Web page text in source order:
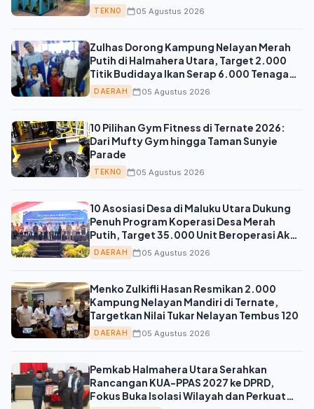
TEKNO 05 Agustus 2026
Zulhas Dorong Kampung Nelayan Merah
Putih di Halmahera Utara, Target 2.000
Titik Budidaya Ikan Serap 6.000 Tenaga
Kerja
DAERAH 05 Agustus 2026
10 Pilihan Gym Fitness di Ternate 2026:
Dari Mufty Gym hingga Taman Sunyie
Parade
TEKNO 05 Agustus 2026
10 Asosiasi Desa di Maluku Utara Dukung
Penuh Program Koperasi Desa Merah
Putih, Target 35.000 Unit Beroperasi Akhir
Agustus 2026
DAERAH 05 Agustus 2026
Menko Zulkifli Hasan Resmikan 2.000
Kampung Nelayan Mandiri di Ternate,
Targetkan Nilai Tukar Nelayan Tembus 120
DAERAH 05 Agustus 2026
Pemkab Halmahera Utara Serahkan
Rancangan KUA-PPAS 2027 ke DPRD,
Fokus Buka Isolasi Wilayah dan Perkuat